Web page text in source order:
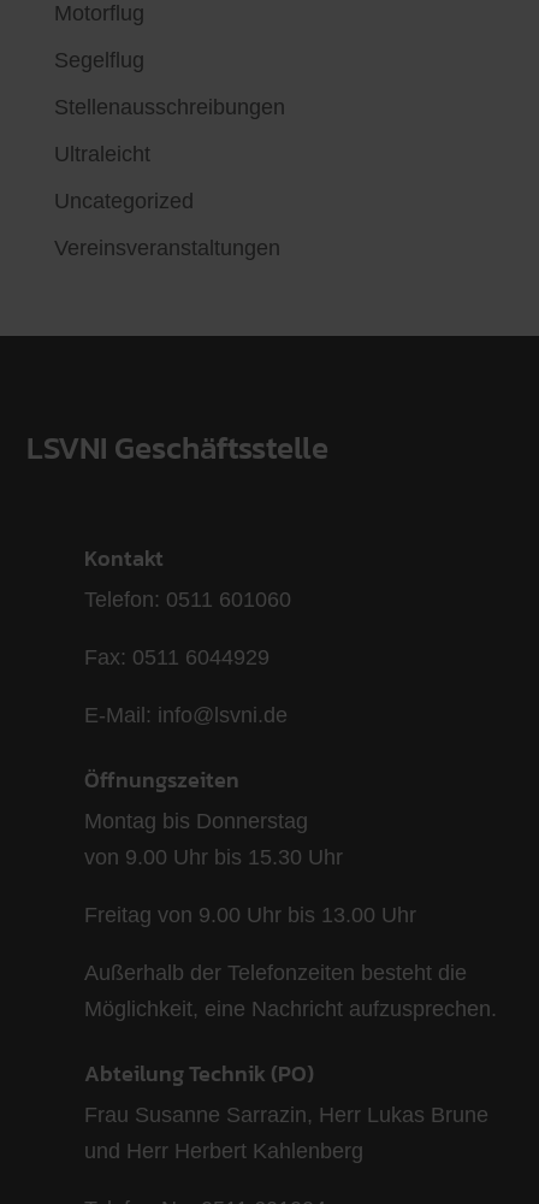
Motorflug
Segelflug
Stellenausschreibungen
Ultraleicht
Uncategorized
Vereinsveranstaltungen
LSVNI Geschäftsstelle
Kontakt
Telefon: 0511 601060
Fax: 0511 6044929
E-Mail: info@lsvni.de
Öffnungszeiten
Montag bis Donnerstag
von 9.00 Uhr bis 15.30 Uhr
Freitag von 9.00 Uhr bis 13.00 Uhr
Außerhalb der Telefonzeiten besteht die
Möglichkeit, eine Nachricht aufzusprechen.
Abteilung Technik (PO)
Frau Susanne Sarrazin, Herr Lukas Brune
und Herr Herbert Kahlenberg